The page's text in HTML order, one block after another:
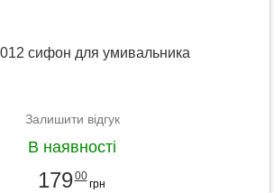
сифон для умивальника
Залишити відгук
В наявності
17900
грн